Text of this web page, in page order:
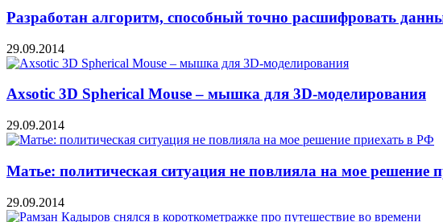
Разработан алгоритм, способный точно расшифровать
29.09.2014
Axsotic 3D Spherical Mouse – мышка для 3D-моделирования
29.09.2014
Матье: политическая ситуация не повлияла на мое решение
29.09.2014